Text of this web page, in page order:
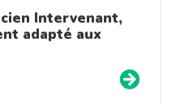
Intervenant,
adapté aux